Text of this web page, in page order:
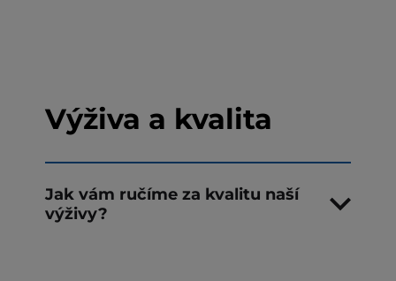
Výživa a kvalita
Jak vám ručíme za kvalitu naší
výživy?